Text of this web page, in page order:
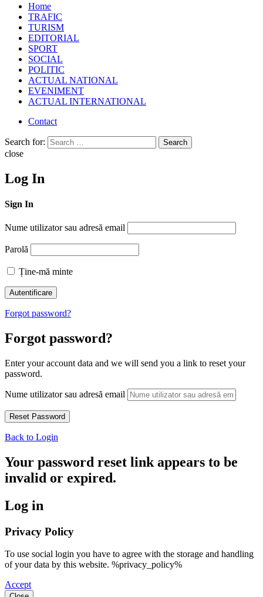
Home
TRAFIC
TURISM
EDITORIAL
SPORT
SOCIAL
POLITIC
ACTUAL NATIONAL
EVENIMENT
ACTUAL INTERNATIONAL
Contact
Search for: Search
close
Log In
Sign In
Nume utilizator sau adresă email
Parolă
Ține-mă minte
Forgot password?
Forgot password?
Enter your account data and we will send you a link to reset your
password.
Nume utilizator sau adresă email
Back to Login
Your password reset link appears to be
invalid or expired.
Log in
Privacy Policy
To use social login you have to agree with the storage and handling
of your data by this website. %privacy_policy%
Accept